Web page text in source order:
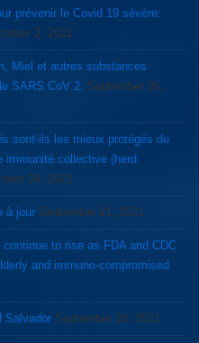
prévenir le Covid 19 sévère:
2, 2021
Miel et autres substances
SARS CoV 2. September 26,
sont-ils les mieux protégés du
immunité collective (herd
24, 2021
à jour September 21, 2021
and immuno-compromised
Salvador September 20, 2021